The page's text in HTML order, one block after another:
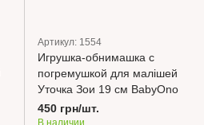
Артикул: 1554
Игрушка-обнимашка с
погремушкой для малішей
Уточка Зои 19 см BabyOno
450 грн/шт.
В наличии